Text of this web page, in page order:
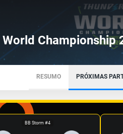
Championship
RESUMO PRÓXIMAS
BB Storm #4